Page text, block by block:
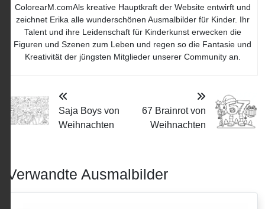
ColorearM.comAls kreative Hauptkraft der Website entwirft und
zeichnet Erika alle wunderschönen Ausmalbilder für Kinder. Ihr
Talent und ihre Leidenschaft für Kinderkunst erwecken die
Figuren und Szenen zum Leben und regen so die Fantasie und
Kreativität der jüngsten Mitglieder unserer Community an.
Saja Boys von
Weihnachten
67 Brainrot von
Weihnachten
Verwandte Ausmalbilder